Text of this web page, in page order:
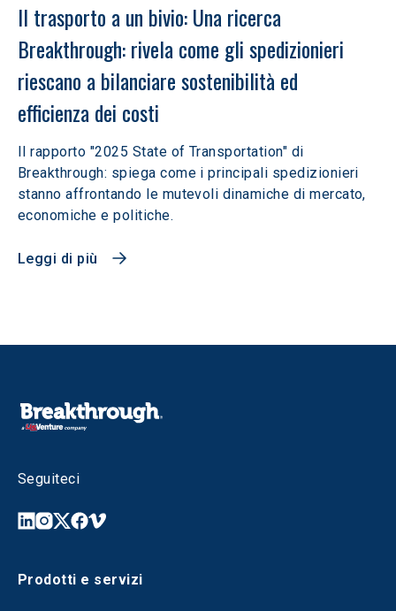
Il trasporto a un bivio: Una ricerca
Breakthrough: rivela come gli spedizionieri
riescano a bilanciare sostenibilità ed
efficienza dei costi
Il rapporto "2025 State of Transportation" di
Breakthrough: spiega come i principali spedizionieri
stanno affrontando le mutevoli dinamiche di mercato,
economiche e politiche.
Leggi di più
Seguiteci
Prodotti e servizi